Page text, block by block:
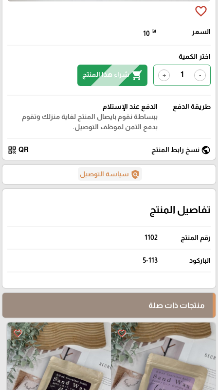
favorite_border
السعر 10 ₪
اختر الكمية
-
+
shopping_cartشراء هذا المنتج
طريقة الدفع
الدفع عند الإستلام
ببساطة نقوم بايصال المنتج لغاية منزلك وتقوم
بدفع الثمن لموظف التوصيل.
public نسخ رابط المنتج QR
qr_code
policy سياسة التوصيل
تفاصيل المنتج
رقم المنتج 1102
الباركود 5-113
منتجات ذات صلة
favorite_border
favorite_border